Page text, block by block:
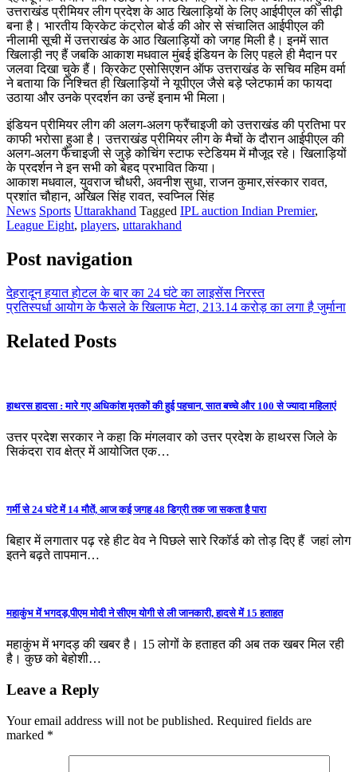
उत्तराखंड प्रीमियर लीग प्रदेश के आठ खिलाड़ियों के लिए आईपीएल की सीढ़ी
बना है। भारतीय क्रिकेट कंट्रोल बोर्ड की ओर से संचालित आईपीएल की
नीलामी सूची में उत्तराखंड के आठ खिलाड़ियों को जगह मिली है। इनमें सात
खिलाड़ी नए हैं जबकि आकाश मधवाल मुंबई इंडियन के लिए पहले ही मैदान पर
जलवा दिखा चुके हैं। क्रिकेट एसोसिएशन ऑफ उत्तराखंड के सचिव महिम वर्मा
ने बताया कि निश्चित ही खिलाड़ियों ने यूपीएल जैसे बड़े प्लेटफार्म का फायदा
उठाया और उनके प्रदर्शन का उन्हें इनाम भी मिला।
इंडियन प्रीमियर लीग की अलग-अलग फ्रैंचाइजी को उत्तराखंड की प्रतिभा पर
काफी भरोसा हुआ है। उत्तराखंड प्रीमियर लीग के मैचों के दौरान आईपीएल की
अलग-अलग फैंचाइजी से जुड़े कोचिंग स्टाफ स्टेडियम में मौजूद रहे। खिलाड़ियों
के प्रदर्शन ने इन सभी को बेहद प्रभावित किया।
आकाश मधवाल, युवराज चौधरी, अवनीश सुधा, राजन कुमार,संस्कार रावत,
प्रशांत चौहान, अखिल सिंह रावत, स्वप्निल सिंह
News Sports Uttarakhand Tagged IPL auction Indian Premier,
League Eight, players, uttarakhand
Post navigation
देहरादून हयात होटल के बार का 24 घंटे का लाइसेंस निरस्त
प्रतिस्पर्धा आयोग के फैसले के खिलाफ मेटा, 213.14 करोड़ का लगा है जुर्माना
Related Posts
हाथरस हादसा : मारे गए अधिकांश मृतकों की हुई पहचान, सात बच्चे और 100 से ज्यादा महिलाएं
उत्तर प्रदेश सरकार ने कहा कि मंगलवार को उत्तर प्रदेश के हाथरस जिले के
सिकंदरा राव क्षेत्र में आयोजित एक…
गर्मी से 24 घंटे में 14 मौतें, आज कई जगह 48 डिग्री तक जा सकता है पारा
बिहार में लगातार पढ़ रहे हीट वेव ने पिछले सारे रिकॉर्ड को तोड़ दिए हैं जहां लोग
इतने बढ़ते तापमान…
महाकुंभ में भगदड़,पीएम मोदी ने सीएम योगी से ली जानकारी, हादसे में 15 हताहत
महाकुंभ में भगदड़ की खबर है। 15 लोगों के हताहत की अब तक खबर मिल रही
है। कुछ को बेहोशी…
Leave a Reply
Your email address will not be published. Required fields are
marked *